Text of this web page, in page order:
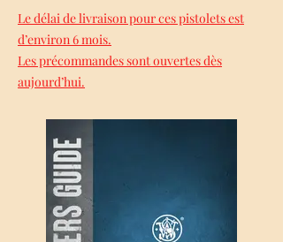
Le délai de livraison pour ces pistolets est
d’environ 6 mois.
Les précommandes sont ouvertes dès
aujourd’hui.